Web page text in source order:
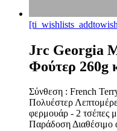
Jrc Georgia
Φούτερ 260g
Σύνθεση : French
Πολυέστερ
φερμουάρ - 2 τσέπες
ΠαράδοσηΔιαθέσιμο